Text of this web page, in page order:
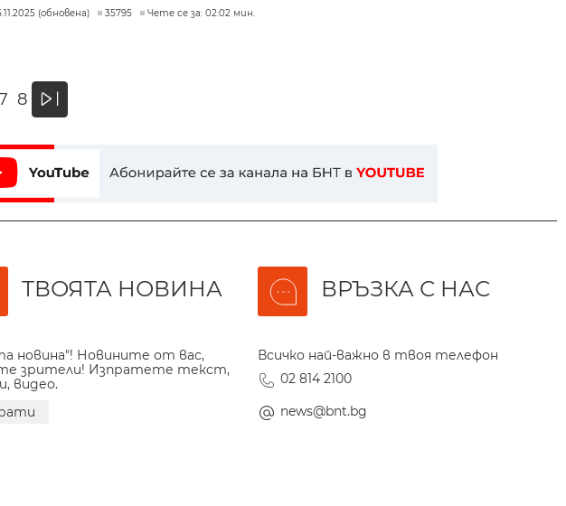
(обновена) 35795 Чете се за: 02:02 мин.
8 »
ТВОЯТА НОВИНА
новина"! Новините от вас,
зрители! Изпратете текст,
видео.
ВРЪЗКА С НАС
Всичко най-важно в твоя телефон
02 814 2100
news@bnt.bg